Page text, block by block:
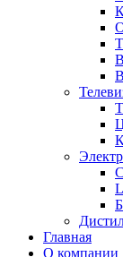
Главная
О компании